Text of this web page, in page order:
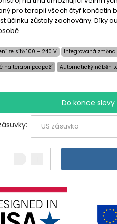
pro terapii všech čtyř končetin
účinku zůstaly zachovány. Díky
ze sítě 100 – 240 V Integrovaná
na terapii podpaží
Automatický náběh
Do konce slevy